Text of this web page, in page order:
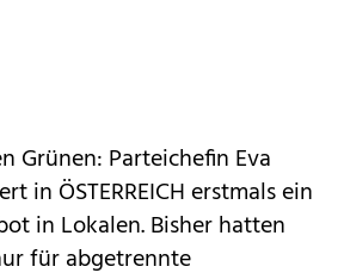
Grünen: Parteichefin Eva
in ÖSTERREICH erstmals ein
in Lokalen. Bisher hatten
für abgetrennte